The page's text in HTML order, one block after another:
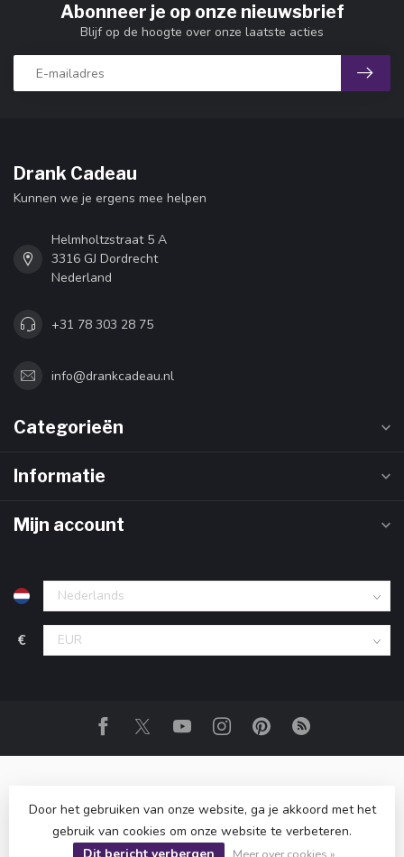
Abonneer je op onze nieuwsbrief
Blijf op de hoogte over onze laatste acties
Drank Cadeau
Kunnen we je ergens mee helpen
Helmholtzstraat 5 A
3316 GJ Dordrecht
Nederland
+31 78 303 28 75
info@drankcadeau.nl
Categorieën
Informatie
Mijn account
€
© Copyright 2026 Drank Cadeau - Powered byLightspeed
Lightspeed designby Dyvelopment
Door het gebruiken van onze website, ga je akkoord met het
gebruik van cookies om onze website te verbeteren.
Meer over cookies »